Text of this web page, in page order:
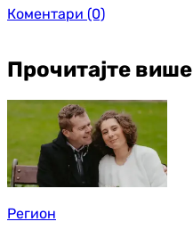
Коментари (0)
Прочитајте више
Регион